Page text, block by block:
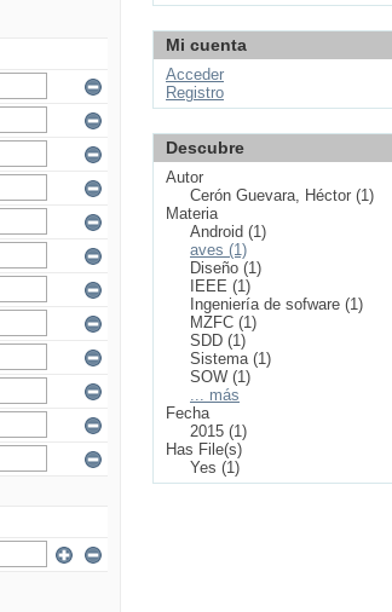
Mi cuenta
Acceder
Registro
Descubre
Autor
Cerón Guevara, Héctor (1)
Materia
Android (1)
aves (1)
Diseño (1)
IEEE (1)
Ingeniería de sofware (1)
MZFC (1)
SDD (1)
Sistema (1)
SOW (1)
... más
Fecha
2015 (1)
Has File(s)
Yes (1)